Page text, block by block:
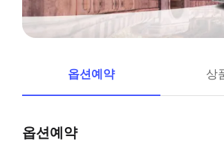
옵션예약 상
옵션예약